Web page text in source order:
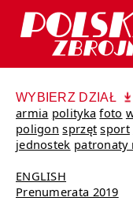
WYBIERZ DZIAŁ
armia polityka foto
poligon sprzęt sport
jednostek patronaty
ENGLISH
Prenumerata 2019